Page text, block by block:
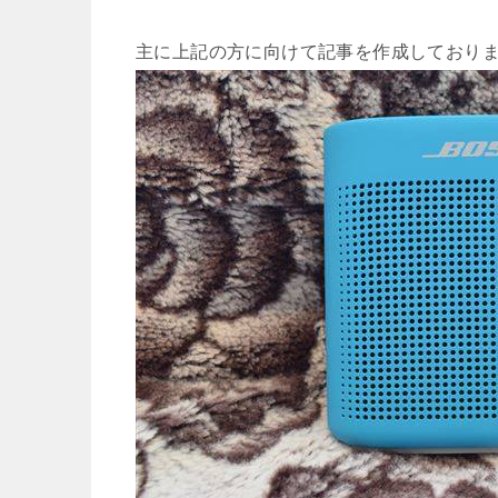
主に上記の方に向けて記事を作成しており